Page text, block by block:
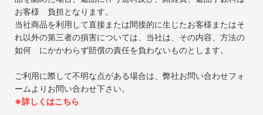
お客様 負担となります。
当社商品を利用して直接または間接的に生じたお客様またはそ
れ以外の第三者の損害については、当社は、その内容、方法の
如何 にかかわらず賠償の責任を負わないものとします。
ご利用に際して不明な点がある場合は、弊社お問い合わせフォ
ームよりお問い合わせ下さい。
※詳しくはこちら